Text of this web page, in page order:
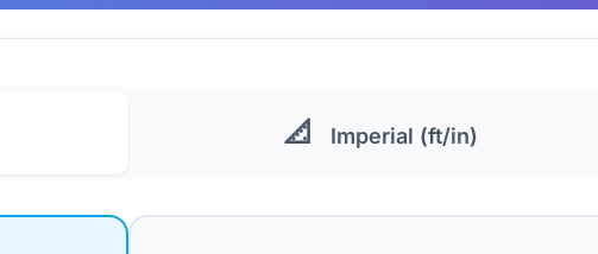
📐 Imperial (ft/in)